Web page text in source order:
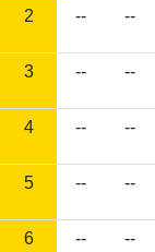
2 -- --
3 -- --
4 -- --
5 -- --
6 -- --